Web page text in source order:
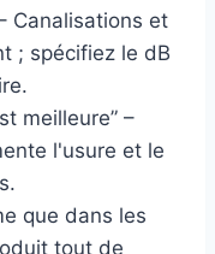
Canalisations et
; spécifiez le dB
meilleure” –
l'usure et le
que dans les
tout de